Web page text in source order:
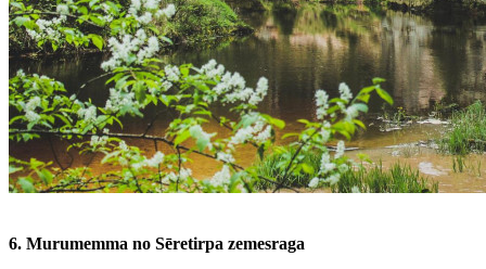
6. Murumemma no Sēretirpa zemesraga